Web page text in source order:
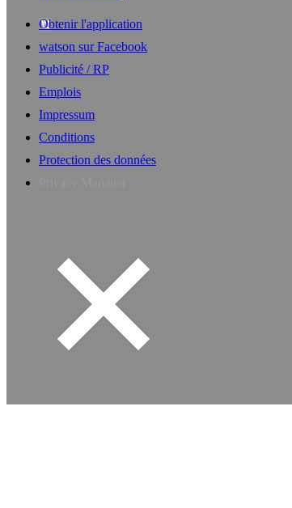
Obtenir l'application
watson sur Facebook
Publicité / RP
Emplois
Impressum
Conditions
Protection des données